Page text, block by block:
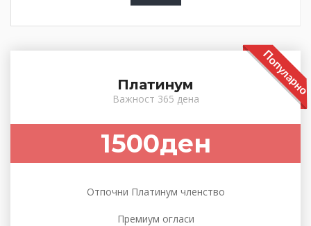
Популарно
Платинум
Важност 365 дена
1500ден
Отпочни Платинум членство
Премиум огласи